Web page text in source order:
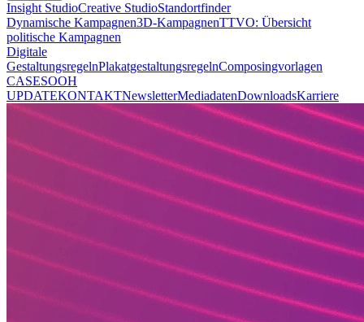
Insight StudioCreative StudioStandortfinder
Dynamische Kampagnen3D-KampagnenTTVO: Übersicht
politische Kampagnen
Digitale
GestaltungsregelnPlakatgestaltungsregelnComposingvorlagen
CASESOOH
UPDATEKONTAKTNewsletterMediadatenDownloadsKarriere